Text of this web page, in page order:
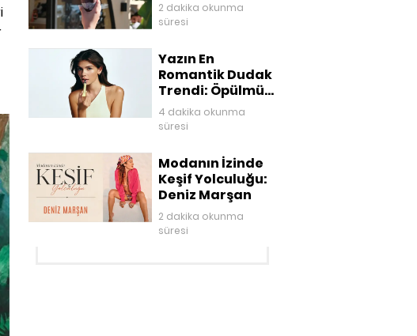
2 dakika okunma
süresi
Yazın En
Romantik Dudak
Trendi: Öpülmüş
Dudaklar
4 dakika okunma
süresi
Modanın İzinde
Keşif Yolculuğu:
Deniz Marşan
2 dakika okunma
süresi